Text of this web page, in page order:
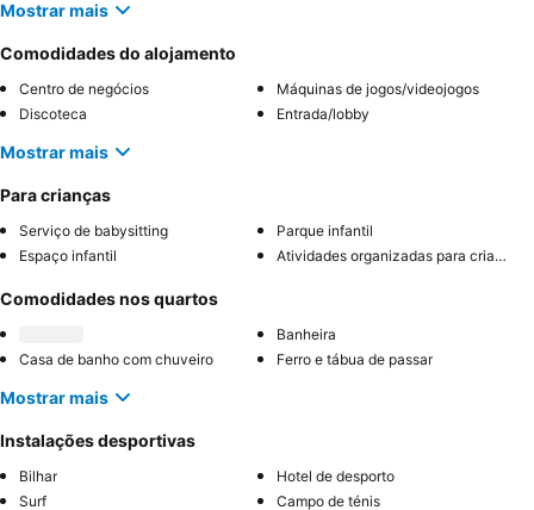
Mostrar mais
Comodidades do alojamento
Centro de negócios
Máquinas de jogos/videojogos
Discoteca
Entrada/lobby
Mostrar mais
Para crianças
Serviço de babysitting
Parque infantil
Espaço infantil
Atividades organizadas para crianças
Comodidades nos quartos
Banheira
Casa de banho com chuveiro
Ferro e tábua de passar
Mostrar mais
Instalações desportivas
Bilhar
Hotel de desporto
Surf
Campo de ténis